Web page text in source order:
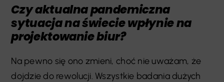
Czy aktualna pandemiczna
sytuacja na świecie wpłynie na
projektowanie biur?
Na pewno się ono zmieni, choć nie uważam, że
dojdzie do rewolucji. Wszystkie badania dużych